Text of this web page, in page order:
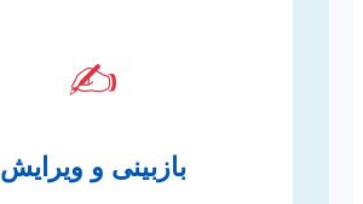
✍️
بازبینی و ویرایش